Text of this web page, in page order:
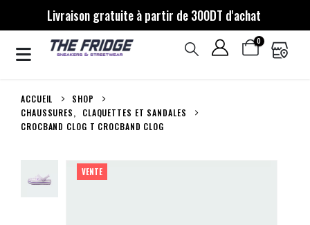
Livraison gratuite à partir de 300DT d'achat
0
ACCUEIL
SHOP
CHAUSSURES,
CLAQUETTES ET SANDALES
CROCBAND CLOG T CROCBAND CLOG
VENTE